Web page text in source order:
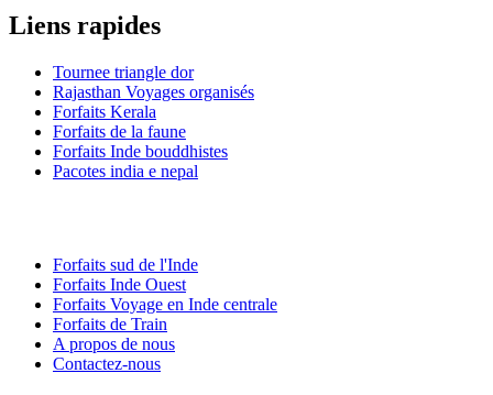
Liens rapides
Tournee triangle dor
Rajasthan Voyages organisés
Forfaits Kerala
Forfaits de la faune
Forfaits Inde bouddhistes
Pacotes india e nepal
Forfaits sud de l'Inde
Forfaits Inde Ouest
Forfaits Voyage en Inde centrale
Forfaits de Train
A propos de nous
Contactez-nous